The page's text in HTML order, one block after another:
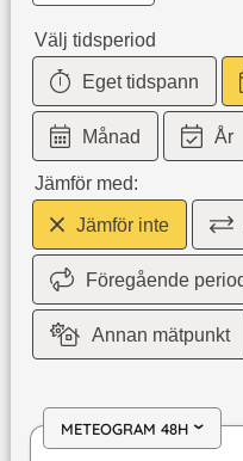
Välj tidsperiod
Eget tidspann
Månad År
Jämför med:
Jämför inte
Föregående
Annan mätpunkt
METEOGRAM 48H ›
lör 8 aug: 20,7 till 14